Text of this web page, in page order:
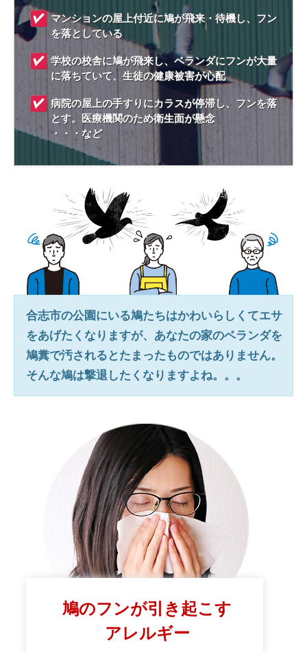
マンションの屋上付近に鳩が飛来・待機し、フン
を落としている
学校の校舎に鳩が飛来し、ベランダにフンが大量
に落ちていて、生徒の健康被害が心配
病院の屋上の手すりにカラスが停滞し、フンを落
とす。医療機関のため衛生面が懸念
・・・など
合志市の公園にいる鳩たちはかわいらしくてエサ
をあげたくなりますが、あなたの家のベランダを
鳩糞で汚されるとたまったものではありません。
そんな鳩は撃退したくなりますよね。。。
鳩のフンが引き起こす
アレルギー